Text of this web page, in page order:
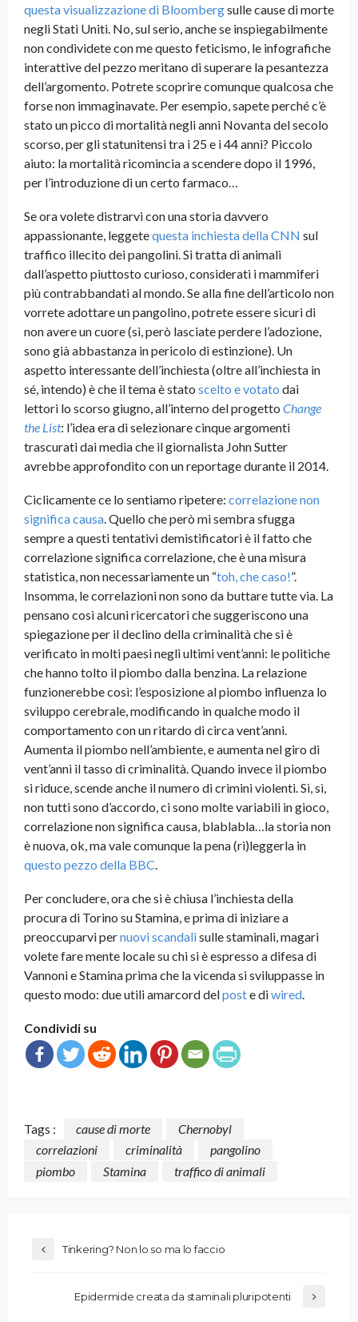
questa visualizzazione di Bloombergsulle cause di morte
negli Stati Uniti. No, sul serio, anche se inspiegabilmente
non condividete con me questo feticismo, le infografiche
interattive del pezzo meritano di superare la pesantezza
dell’argomento. Potrete scoprire comunque qualcosa che
forse non immaginavate. Per esempio, sapete perché c’è
stato un picco di mortalità negli anni Novanta del secolo
scorso, per gli statunitensi tra i 25 e i 44 anni? Piccolo
aiuto: la mortalità ricomincia a scendere dopo il 1996,
per l’introduzione di un certo farmaco…
Se ora volete distrarvi con una storia davvero
appassionante, leggetequesta inchiesta della CNN sul
traffico illecito dei pangolini. Si tratta di animali
dall’aspetto piuttosto curioso, considerati i mammiferi
più contrabbandati al mondo. Se alla fine dell’articolo non
vorrete adottare un pangolino, potrete essere sicuri di
non avere un cuore (sì, però lasciate perdere l’adozione,
sono già abbastanza in pericolo di estinzione). Un
aspetto interessante dell’inchiesta (oltre all’inchiesta in
sé, intendo) è che il tema è stato scelto e votato dai
lettori lo scorso giugno, all’interno del progetto Change
the List: l’idea era di selezionare cinque argomenti
trascurati dai media che il giornalista John Sutter
avrebbe approfondito con un reportage durante il 2014.
Ciclicamente ce lo sentiamo ripetere: correlazione non
significa causa . Quello che però mi sembra sfugga
sempre a questi tentativi demistificatori è il fatto che
correlazione significa correlazione, che è una misura
statistica, non necessariamente un “toh, che caso!”.
Insomma, le correlazioni non sono da buttare tutte via. La
pensano così alcuni ricercatori che suggeriscono una
spiegazione per il declino della criminalità che si è
verificato in molti paesi negli ultimi vent’anni: le politiche
che hanno tolto il piombo dalla benzina. La relazione
funzionerebbe così: l’esposizione al piombo influenza lo
sviluppo cerebrale, modificando in qualche modo il
comportamento con un ritardo di circa vent’anni.
Aumenta il piombo nell’ambiente, e aumenta nel giro di
vent’anni il tasso di criminalità. Quando invece il piombo
si riduce, scende anche il numero di crimini violenti. Sì, sì,
non tutti sono d’accordo, ci sono molte variabili in gioco,
correlazione non significa causa, blablabla…la storia non
è nuova, ok, ma vale comunque la pena (ri)leggerla in
questo pezzo della BBC
Per concludere, ora che si è chiusa l’inchiesta della
procura di Torino su Stamina, e prima di iniziare a
preoccuparvi pernuovi scandalisulle staminali, magari
volete fare mente locale su chi si è espresso a difesa di
Vannoni e Stamina prima che la vicenda si sviluppasse in
questo modo: due utili amarcord delposte diwired
Condividi su
Tags : cause di morte
Chernobyl
correlazioni
criminalità
pangolino
piombo
Stamina traffico di animali
Tinkering? Non lo so ma lo faccio
Epidermide creata da staminali pluripotenti